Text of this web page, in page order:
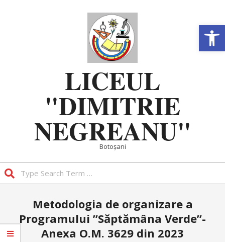
LICEUL
"DIMITRIE
NEGREANU"
Botoșani
NavigationMetodologia de organizare a
Programului ”Săptămâna Verde”-
Anexa O.M. 3629 din 2023